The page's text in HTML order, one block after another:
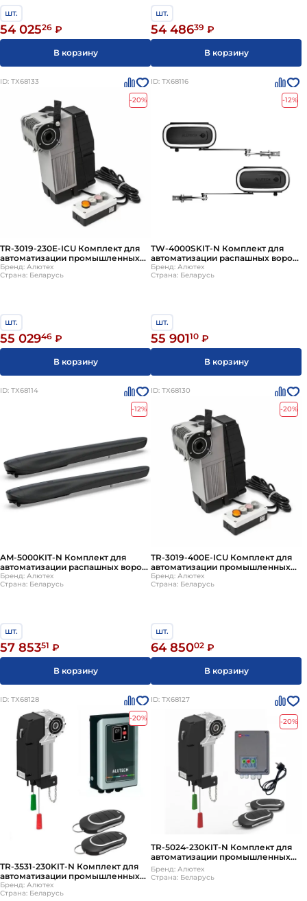
шт.
54 02526 ₽
В корзину
шт.
54 48639 ₽
В корзину
ID: ТХ68133
-20%
TR-3019-230E-ICU Комплект для
автоматизации промышленных
ворот ALUTECH
Бренд: Алютех
Страна: Беларусь
шт.
55 02946 ₽
В корзину
ID: ТХ68116
-12%
TW-4000SKIT-N Комплект для
автоматизации распашных ворот
c СU-AM серия TWISTO
Бренд: Алютех
Страна: Беларусь
шт.
55 90110 ₽
В корзину
ID: ТХ68114
-12%
AM-5000KIT-N Комплект для
автоматизации распашных ворот
(линейные привода AMBIO)
ALUTECH
Бренд: Алютех
Страна: Беларусь
шт.
57 85351 ₽
В корзину
ID: ТХ68130
-20%
TR-3019-400E-ICU Комплект для
автоматизации промышленных
ворот ALUTECH
Бренд: Алютех
Страна: Беларусь
шт.
64 85002 ₽
В корзину
ID: ТХ68128
-20%
TR-3531-230KIT-N Комплект для
автоматизации промышленных
ворот ALUTECH
Бренд: Алютех
Страна: Беларусь
ID: ТХ68127
-20%
TR-5024-230KIT-N Комплект для
автоматизации промышленных
ворот ALUTECH
Бренд: Алютех
Страна: Беларусь